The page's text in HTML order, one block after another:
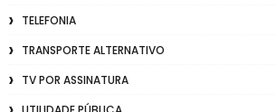
TELEFONIA
TRANSPORTE ALTERNATIVO
TV POR ASSINATURA